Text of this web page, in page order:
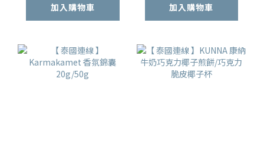
加入購物車 加入購物車